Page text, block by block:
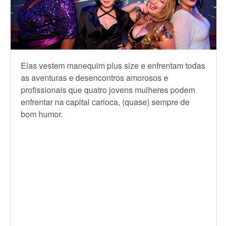
Elas vestem manequim plus size e enfrentam todas
as aventuras e desencontros amorosos e
profissionais que quatro jovens mulheres podem
enfrentar na capital carioca, (quase) sempre de
bom humor.